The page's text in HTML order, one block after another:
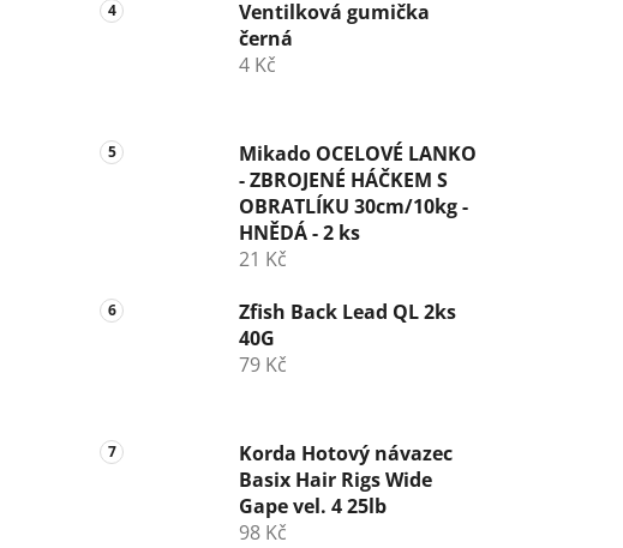
Ventilková gumička
černá
4 Kč
Mikado OCELOVÉ LANKO
- ZBROJENÉ HÁČKEM S
OBRATLÍKU 30cm/10kg -
HNĚDÁ - 2 ks
21 Kč
Zfish Back Lead QL 2ks
40G
79 Kč
Korda Hotový návazec
Basix Hair Rigs Wide
Gape vel. 4 25lb
98 Kč